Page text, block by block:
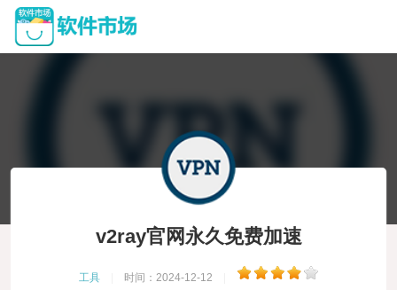
v2ray官网永久免费加速
工具 时间：2024-12-12